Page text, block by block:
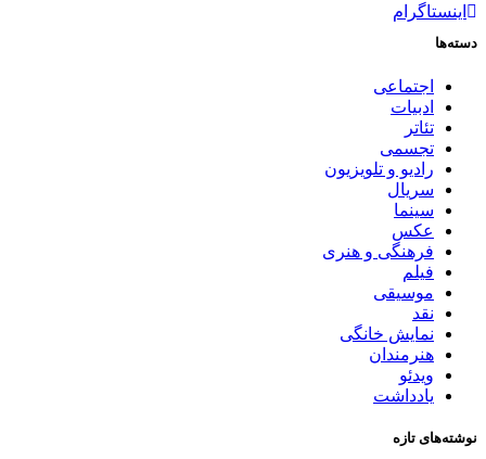
اینستاگرام
دسته‌ها
اجتماعی
ادبیات
تئاتر
تجسمی
رادیو و تلویزیون
سریال
سینما
عکس
فرهنگی و هنری
فیلم
موسیقی
نقد
نمایش خانگی
هنرمندان
ویدئو
یادداشت
نوشته‌های تازه